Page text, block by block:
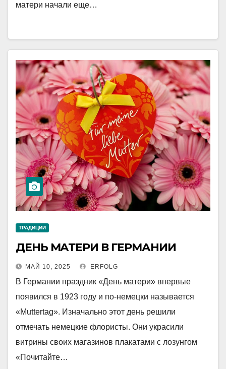
матери начали еще…
ТРАДИЦИИ
ДЕНЬ МАТЕРИ В ГЕРМАНИИ
МАЙ 10, 2025 ERFOLG
В Германии праздник «День матери» впервые
появился в 1923 году и по-немецки называется
«Muttertag». Изначально этот день решили
отмечать немецкие флористы. Они украсили
витрины своих магазинов плакатами с лозунгом
«Почитайте…